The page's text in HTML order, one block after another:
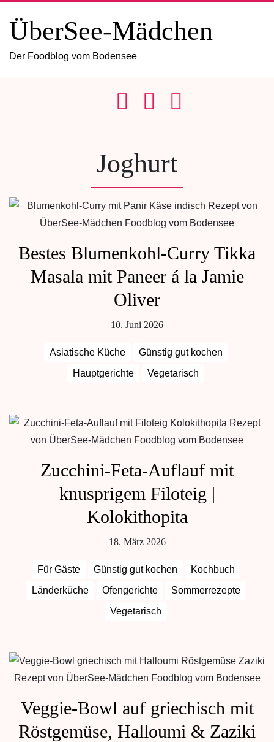
ÜberSee-Mädchen
Der Foodblog vom Bodensee
Joghurt
Bestes Blumenkohl-Curry Tikka
Masala mit Paneer á la Jamie
Oliver
10. Juni 2026
Asiatische Küche
Günstig gut kochen
Hauptgerichte
Vegetarisch
Zucchini-Feta-Auflauf mit
knusprigem Filoteig |
Kolokithopita
18. März 2026
Für Gäste Günstig gut kochen
Kochbuch
Länderküche
Ofengerichte
Sommerrezepte
Vegetarisch
Veggie-Bowl auf griechisch mit
Röstgemüse, Halloumi & Zaziki